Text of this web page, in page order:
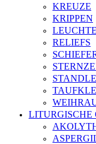
KREUZE
KRIPPEN
RELIEFS
LITURGISCHE